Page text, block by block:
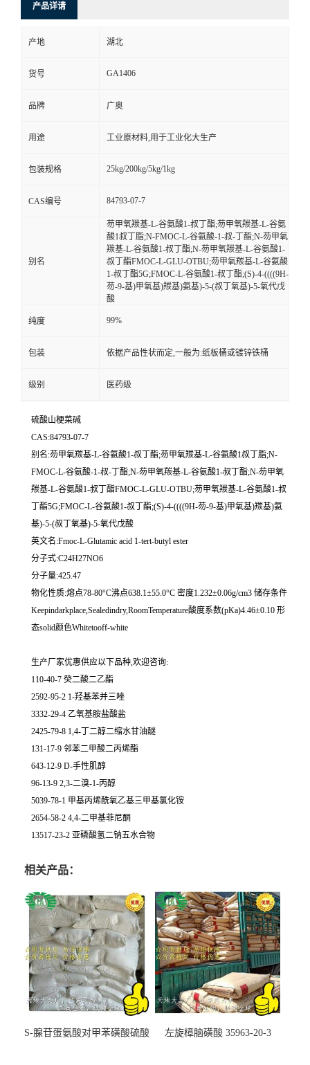
产品详请
产地 湖北
货号 GA1406
品牌 广奥
用途 工业原材料,用于工业化大生产
包装规格 25kg/200kg/5kg/1kg
CAS编号 84793-07-7
别名
芴甲氧羰基-L-谷氨酸1-叔丁酯;芴甲氧羰基-L-谷氨
酸1叔丁脂;N-FMOC-L-谷氨酸-1-叔-丁酯;N-芴甲氧
羰基-L-谷氨酸1-叔丁酯;N-芴甲氧羰基-L-谷氨酸1-
叔丁酯FMOC-L-GLU-OTBU;芴甲氧羰基-L-谷氨酸
1-叔丁酯5G;FMOC-L-谷氨酸1-叔丁酯;(S)-4-((((9H-
芴-9-基)甲氧基)羰基)氨基)-5-(叔丁氧基)-5-氧代戊
酸
纯度 99%
包装 依据产品性状而定,一般为:纸板桶或镀锌铁桶
级别 医药级
硫酸山梗菜碱
CAS:84793-07-7
别名:芴甲氧羰基-L-谷氨酸1-叔丁酯;芴甲氧羰基-L-谷氨酸1叔丁脂;N-
FMOC-L-谷氨酸-1-叔-丁酯;N-芴甲氧羰基-L-谷氨酸1-叔丁酯;N-芴甲氧
羰基-L-谷氨酸1-叔丁酯FMOC-L-GLU-OTBU;芴甲氧羰基-L-谷氨酸1-叔
丁酯5G;FMOC-L-谷氨酸1-叔丁酯;(S)-4-((((9H-芴-9-基)甲氧基)羰基)氨
基)-5-(叔丁氧基)-5-氧代戊酸
英文名:Fmoc-L-Glutamic acid 1-tert-butyl ester
分子式:C24H27NO6
分子量:425.47
物化性质:熔点78-80°C沸点638.1±55.0°C 密度1.232±0.06g/cm3 储存条件
Keepindarkplace,Sealedindry,RoomTemperature酸度系数(pKa)4.46±0.10 形
态solid颜色Whitetooff-white
生产厂家优惠供应以下品种,欢迎咨询:
110-40-7 癸二酸二乙酯
2592-95-2 1-羟基苯并三唑
3332-29-4 乙氧基胺盐酸盐
2425-79-8 1,4-丁二醇二缩水甘油醚
131-17-9 邻苯二甲酸二丙烯酯
643-12-9 D-手性肌醇
96-13-9 2,3-二溴-1-丙醇
5039-78-1 甲基丙烯酰氧乙基三甲基氯化铵
2654-58-2 4,4-二甲基菲尼酮
13517-23-2 亚磷酸氢二钠五水合物
相关产品：
S-腺苷蛋氨酸对甲苯磺酸硫酸
左旋樟脑磺酸 35963-20-3